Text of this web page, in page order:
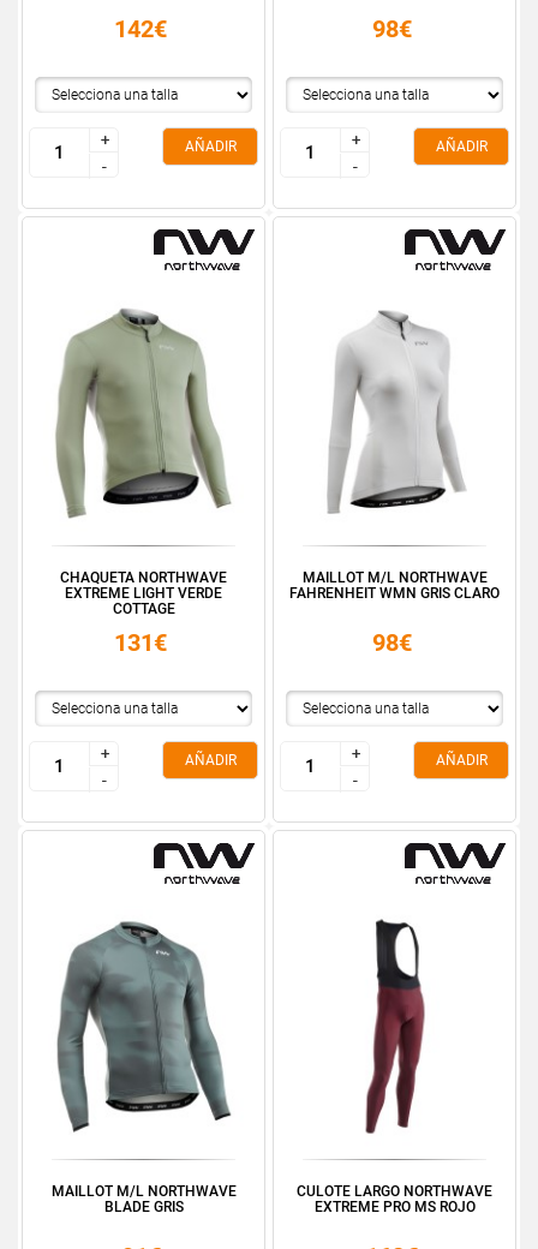
142€
+
-
+
-
AÑADIR
98€
+
-
+
-
AÑADIR
CHAQUETA NORTHWAVE
EXTREME LIGHT VERDE
COTTAGE
131€
+
-
+
-
AÑADIR
MAILLOT M/L NORTHWAVE
FAHRENHEIT WMN GRIS CLARO
98€
+
-
+
-
AÑADIR
MAILLOT M/L NORTHWAVE
BLADE GRIS
CULOTE LARGO NORTHWAVE
EXTREME PRO MS ROJO